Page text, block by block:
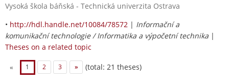
Vysoká škola báňská - Technická univerzita Ostrava
• http://hdl.handle.net/10084/78572 | Informační a
komunikační technologie / Informatika a výpočetní technika |
Theses on a related topic
« 1 2 3 » (total: 21 theses)